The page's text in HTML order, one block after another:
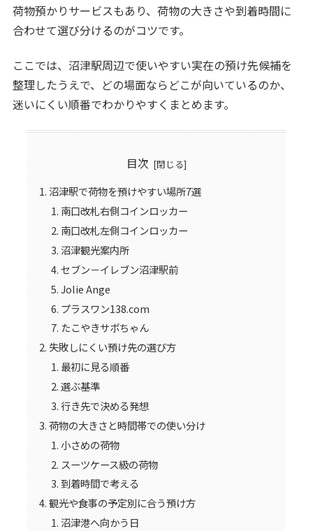
荷物預かりサービスもあり、荷物の大きさや到着時間に
合わせて選び分けるのがコツです。
ここでは、沼津駅周辺で使いやすい実在の預け先候補を
整理したうえで、どの場面ならどこが向いているのか、
迷いにくい順番でわかりやすくまとめます。
目次
沼津駅で荷物を預けやすい場所7選
南口改札右側コインロッカー
南口改札左側コインロッカー
沼津観光案内所
セブン－イレブン沼津駅前
Jolie Ange
プラスワン138.com
たこやきサボちゃん
失敗しにくい預け先の選び方
最初に見る順番
選ぶ基準
行き先で決める発想
荷物の大きさと時間帯での使い分け
小さめの荷物
スーツケース級の荷物
到着時間で考える
観光や食事の予定別に合う預け方
沼津港へ向かう日